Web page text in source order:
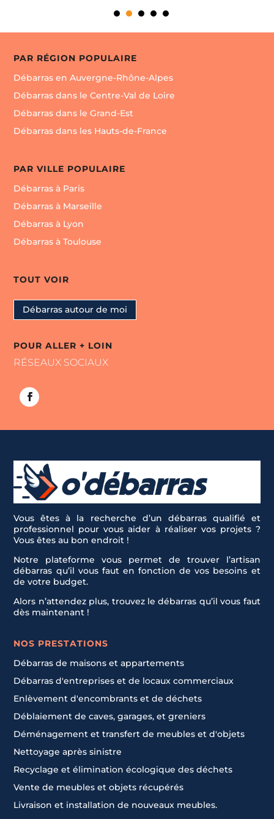
PAR RÉGION POPULAIRE
Débarras en Auvergne-Rhône-Alpes
Débarras dans le Centre-Val de Loire
Débarras dans le Grand-Est
Débarras dans les Hauts-de-France
PAR VILLE POPULAIRE
Débarras à Paris
Débarras à Marseille
Débarras à Lyon
Débarras à Toulouse
TOUT VOIR
Débarras autour de moi
POUR ALLER + LOIN
RÉSEAUX SOCIAUX
Vous êtes à la recherche d’un débarras qualifié et
professionnel pour vous aider à réaliser vos projets ?
Vous êtes au bon endroit !
Notre plateforme vous permet de trouver l’artisan
débarras qu’il vous faut en fonction de vos besoins et
de votre budget.
Alors n’attendez plus, trouvez le débarras qu’il vous faut
dès maintenant !
NOS PRESTATIONS
Débarras de maisons et appartements
Débarras d'entreprises et de locaux commerciaux
Enlèvement d'encombrants et de déchets
Déblaiement de caves, garages, et greniers
Déménagement et transfert de meubles et d'objets
Nettoyage après sinistre
Recyclage et élimination écologique des déchets
Vente de meubles et objets récupérés
Livraison et installation de nouveaux meubles.